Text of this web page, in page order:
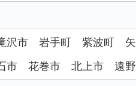
沢市 岩手町 紫波町
市
花巻市 北上市 遠